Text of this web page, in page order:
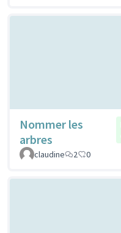
Nommer les
arbres
claudine
2 0